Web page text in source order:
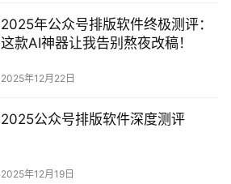
2025年公众号排版软件终极测评：
这款AI神器让我告别熬夜改稿！
2025年12月22日
2025公众号排版软件深度测评
2025年12月19日